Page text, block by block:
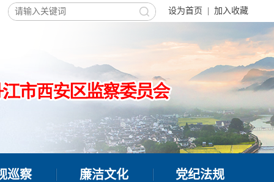
设为首页 加入收藏
巡察 廉洁文化 党纪法规